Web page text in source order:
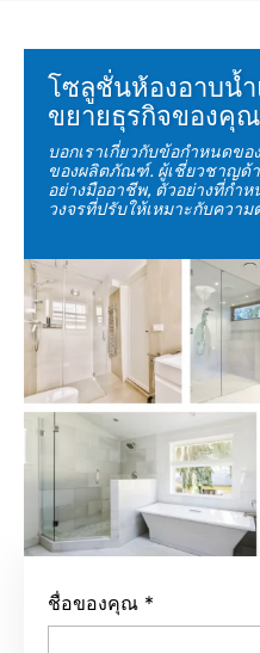
โซลูชั่นห้องอาบน้
ขยายธุรกิจของคุณ
บอกเราเกี่ยวกับข้อกำหนดข
ของผลิตภัณฑ์. ผู้เชี่ยวชาญด้
อย่างมืออาชีพ, ตัวอย่างที่กำ
วงจรที่ปรับให้เหมาะกับควา
ชื่อของคุณ *